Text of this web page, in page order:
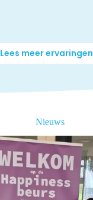
Lees meer ervaringen
Nieuws